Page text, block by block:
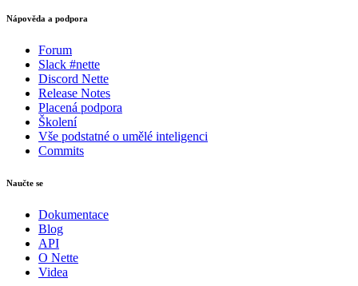
Nápověda a podpora
Forum
Slack #nette
Discord Nette
Release Notes
Placená podpora
Školení
Vše podstatné o umělé inteligenci
Commits
Naučte se
Dokumentace
Blog
API
O Nette
Videa